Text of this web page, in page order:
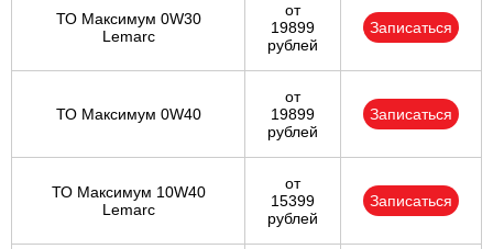
ТО Максимум 0W30
Lemarc
от
19899
рублей
Записаться
ТО Максимум 0W40
от
19899
рублей
Записаться
ТО Максимум 10W40
Lemarc
от
15399
рублей
Записаться